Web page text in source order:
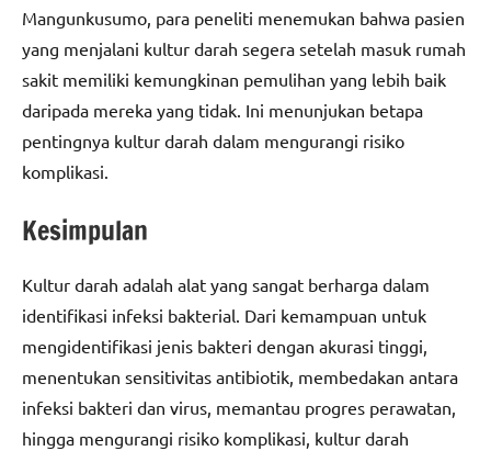
Mangunkusumo, para peneliti menemukan bahwa pasien
yang menjalani kultur darah segera setelah masuk rumah
sakit memiliki kemungkinan pemulihan yang lebih baik
daripada mereka yang tidak. Ini menunjukan betapa
pentingnya kultur darah dalam mengurangi risiko
komplikasi.
Kesimpulan
Kultur darah adalah alat yang sangat berharga dalam
identifikasi infeksi bakterial. Dari kemampuan untuk
mengidentifikasi jenis bakteri dengan akurasi tinggi,
menentukan sensitivitas antibiotik, membedakan antara
infeksi bakteri dan virus, memantau progres perawatan,
hingga mengurangi risiko komplikasi, kultur darah